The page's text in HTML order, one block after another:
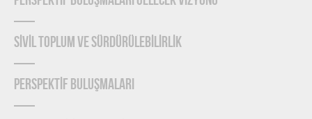
SİVİL TOPLUM VE SÜRDÜRÜLEBİLİRLİK
PERSPEKTİF BULUŞMALARI